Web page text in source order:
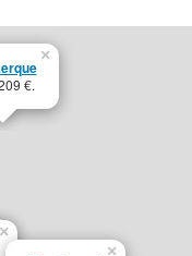
××
×
€.
×